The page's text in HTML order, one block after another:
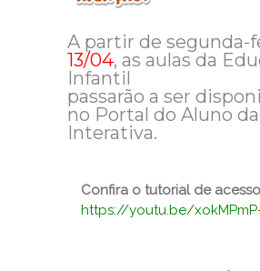
A partir de segunda-
13/04, as aulas da
Infantil
passarão a ser
no Portal do Aluno da
Interativa.
Confira o tutorial de
https://youtu.be/